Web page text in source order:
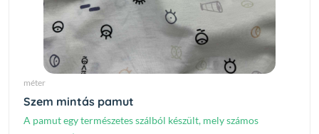
méter
Szem mintás pamut
A pamut egy természetes szálból készült, mely számos